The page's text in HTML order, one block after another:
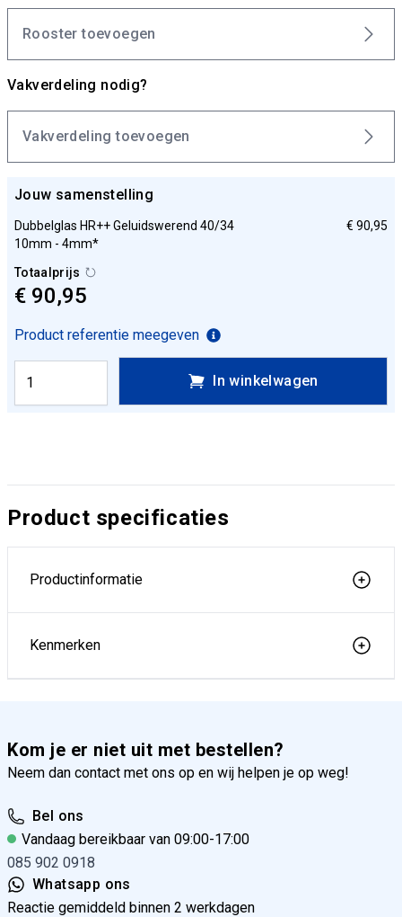
Rooster toevoegen
Vakverdeling nodig?
Vakverdeling toevoegen
Jouw samenstelling
Dubbelglas HR++ Geluidswerend 40/34
10mm - 4mm*
€ 90,95
Totaalprijs
€ 90,95
Product referentie meegeven
In winkelwagen
Product specificaties
Productinformatie
Kenmerken
Kom je er niet uit met bestellen?
Neem dan contact met ons op en wij helpen je op weg!
Bel ons
Vandaag bereikbaar van 09:00-17:00
085 902 0918
Whatsapp ons
Reactie gemiddeld binnen 2 werkdagen